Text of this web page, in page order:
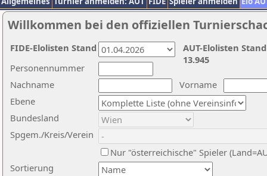
Willkommen bei den offiziellen
Nachname
Vorname
Ebene
Sortierung
Personennummer
Bundesland
Spgem./Kreis/Verein
Nur "österreichische" Spieler
AUT-Elolisten
13.945
FIDE-Elolisten Stand